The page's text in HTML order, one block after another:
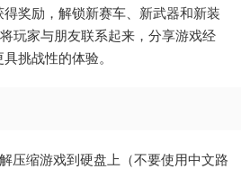
奖励，解锁新赛车、新武器和新装
玩家与朋友联系起来，分享游戏经
挑战性的体验。
压缩游戏到硬盘上（不要使用中文路